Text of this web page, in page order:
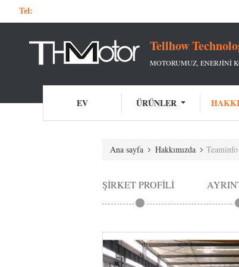
Tel:
Tellhow
MOTORUMUZ, ENERJINI
EV ÜRÜNLER
Ana sayfa Hakkımızda Teaminfo
ŞIRKET PROFILI